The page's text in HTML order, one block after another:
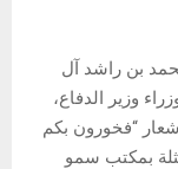
بن راشد آل
وزير الدفاع،
“فخورون بكم
بمكتب سمو